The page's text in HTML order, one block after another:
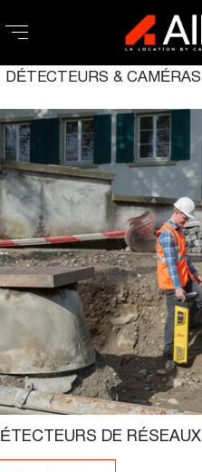
DÉTECTEURS & CAMÉRAS
DE RÉSEAUX